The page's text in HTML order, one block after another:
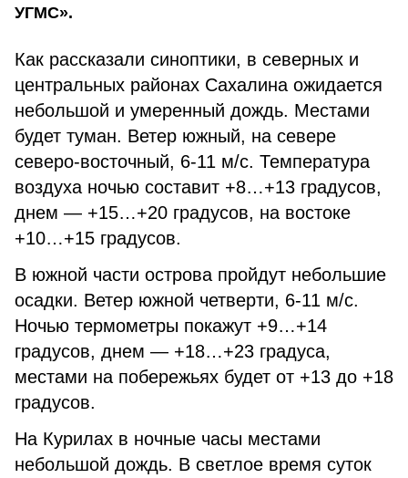
УГМС».
Как рассказали синоптики, в северных и
центральных районах Сахалина ожидается
небольшой и умеренный дождь. Местами
будет туман. Ветер южный, на севере
северо-восточный, 6-11 м/с. Температура
воздуха ночью составит +8…+13 градусов,
днем — +15…+20 градусов, на востоке
+10…+15 градусов.
В южной части острова пройдут небольшие
осадки. Ветер южной четверти, 6-11 м/с.
Ночью термометры покажут +9…+14
градусов, днем — +18…+23 градуса,
местами на побережьях будет от +13 до +18
градусов.
На Курилах в ночные часы местами
небольшой дождь. В светлое время суток